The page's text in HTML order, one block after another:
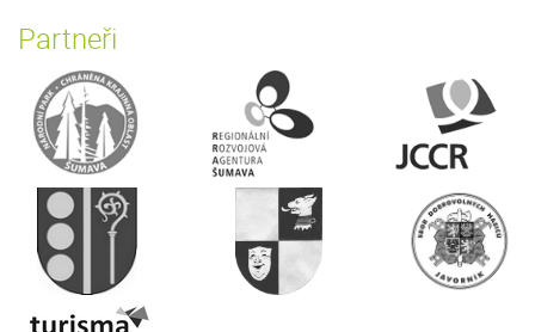
Partneři